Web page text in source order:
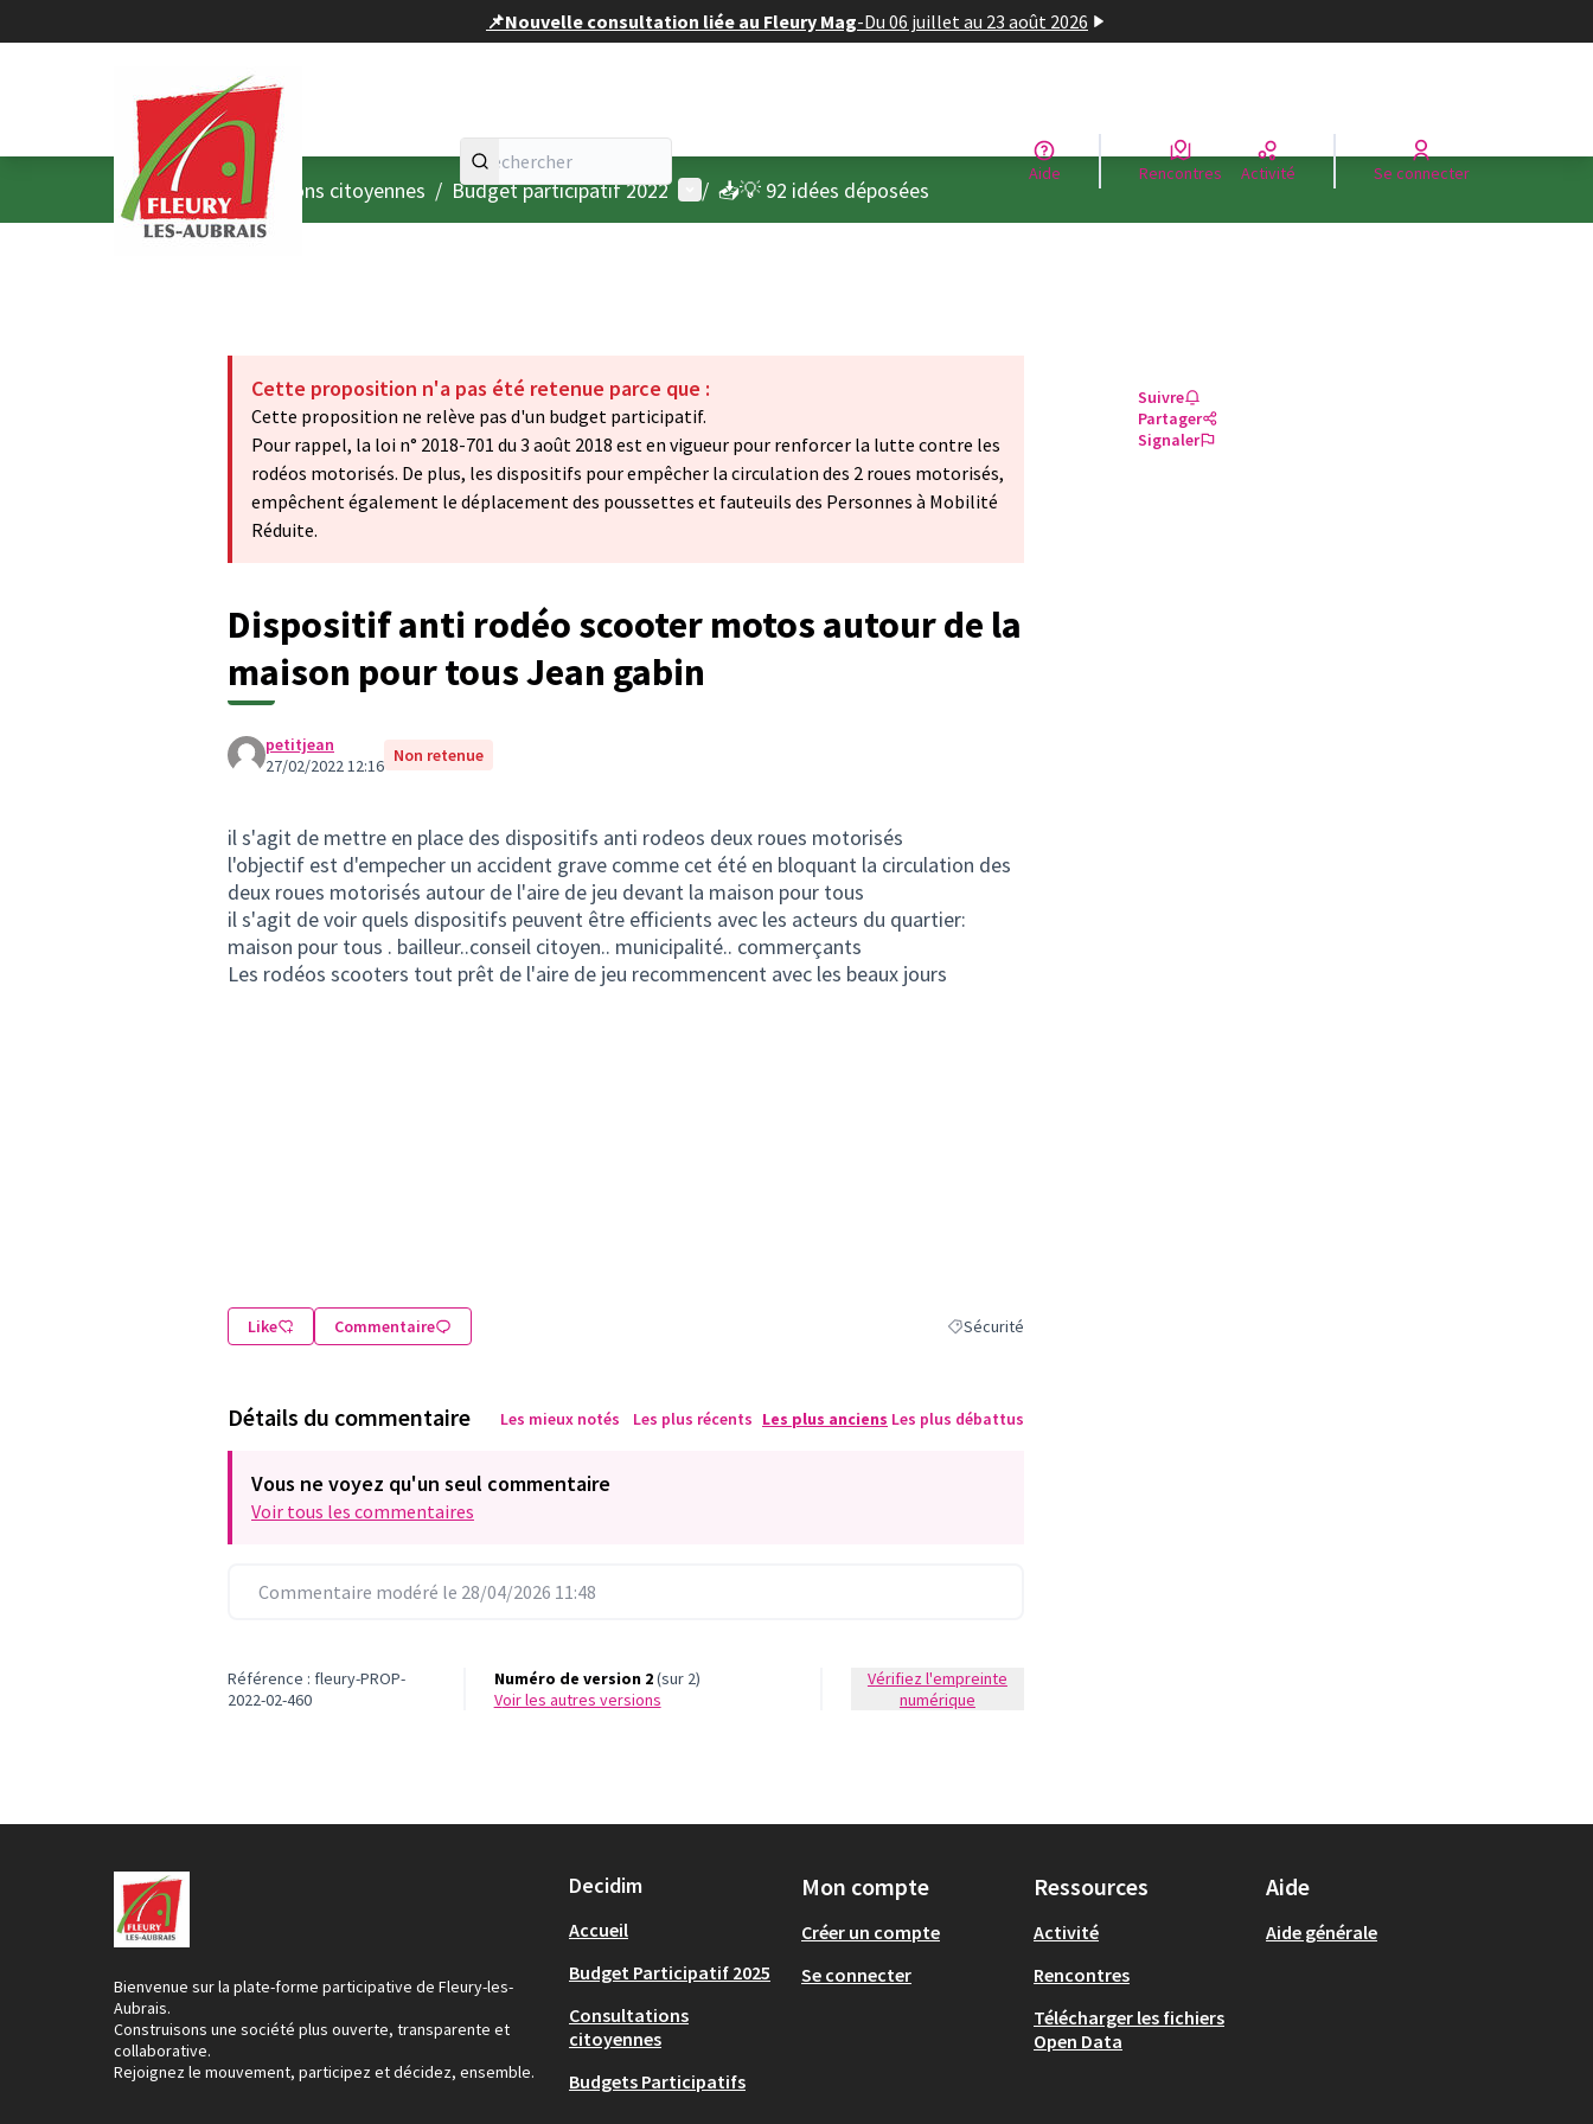
📌Nouvelle consultation liée au Fleury Mag-Du 06 juillet au 23 août 2026
Aide Rencontres Activité Se connecter
AccueilMenu principal
/ Consultations citoyennes / Budget participatif 2022 Menu utilisateur
/ 📥💡 92 idées déposées
Cette proposition n'a pas été retenue parce que :
Cette proposition ne relève pas d'un budget participatif.
Pour rappel, la loi n° 2018-701 du 3 août 2018 est en vigueur pour renforcer la lutte contre les
rodéos motorisés. De plus, les dispositifs pour empêcher la circulation des 2 roues motorisés,
empêchent également le déplacement des poussettes et fauteuils des Personnes à Mobilité
Réduite.
Dispositif anti rodéo scooter motos autour de la
maison pour tous Jean gabin
petitjean
27/02/2022 12:16 Non retenue
il s'agit de mettre en place des dispositifs anti rodeos deux roues motorisés
l'objectif est d'empecher un accident grave comme cet été en bloquant la circulation des
deux roues motorisés autour de l'aire de jeu devant la maison pour tous
il s'agit de voir quels dispositifs peuvent être efficients avec les acteurs du quartier:
maison pour tous . bailleur..conseil citoyen.. municipalité.. commerçants
Les rodéos scooters tout prêt de l'aire de jeu recommencent avec les beaux jours
Like Commentaire Filtrer les résultats de la catégorie : Sécurité
Sécurité
Suivre
Partager
Signaler
Détails du commentaire Les mieux notés Les plus récents Les plus anciens Les plus débattus
Vous ne voyez qu'un seul commentaire
Voir tous les commentaires
Commentaire modéré le 28/04/2026 11:48
Référence : fleury-PROP-
2022-02-460
Numéro de version 2(sur 2)
voir les autres versions
Vérifiez l'empreinte
numérique
Bienvenue sur la plate-forme participative de Fleury-les-
Aubrais.
Construisons une société plus ouverte, transparente et
collaborative.
Rejoignez le mouvement, participez et décidez, ensemble.
Decidim
Accueil
Budget Participatif 2025
Consultations
citoyennes
Budgets Participatifs
Mon compte
Créer un compte
Se connecter
Ressources
Activité
Rencontres
Télécharger les fichiers
Open Data
Aide
Aide générale